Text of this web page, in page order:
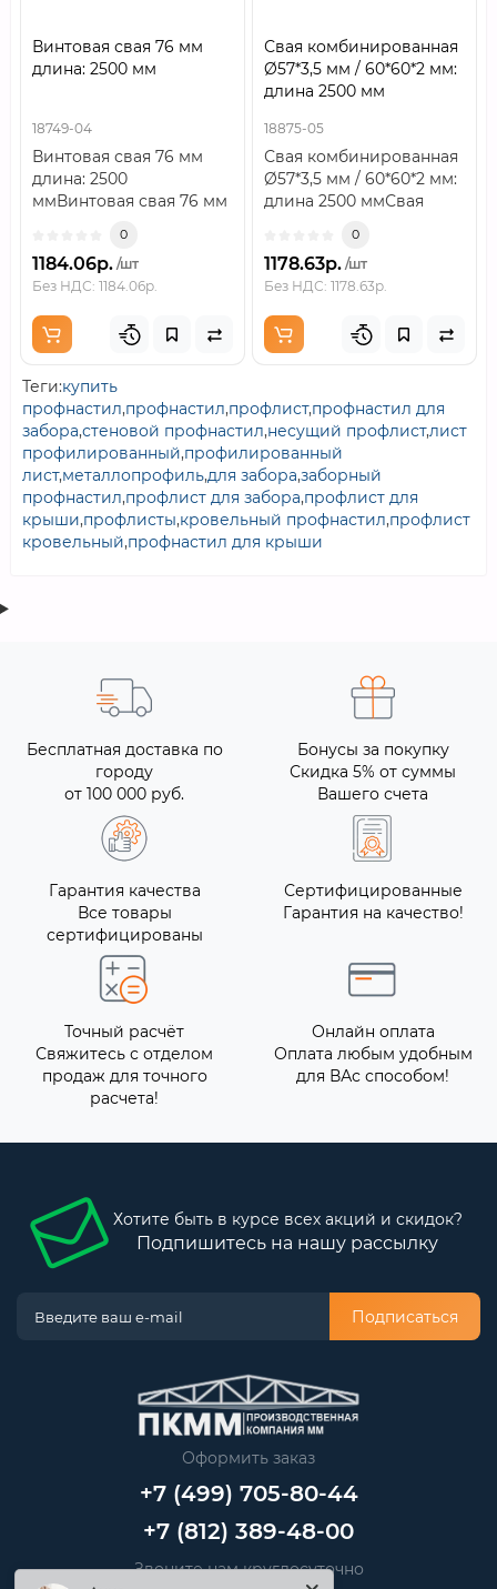
Винтовая свая 76 мм
длина: 2500 мм
18749-04
Винтовая свая 76 мм
длина: 2500
ммВинтовая свая 76 мм
стальная опора для
фундамента..
0
1184.06р. /шт
Без НДС: 1184.06р.
Свая комбинированная
Ø57*3,5 мм / 60*60*2 мм:
длина 2500 мм
18875-05
Свая комбинированная
Ø57*3,5 мм / 60*60*2 мм:
длина 2500 ммСвая
Ø57×3,5 мм / 6..
0
1178.63р. /шт
Без НДС: 1178.63р.
Теги:купить
профнастил,профнастил,профлист,профнастил для
забора,стеновой профнастил,несущий профлист,лист
профилированный,профилированный
лист,металлопрофиль,для забора,заборный
профнастил,профлист для забора,профлист для
крыши,профлисты,кровельный профнастил,профлист
кровельный,профнастил для крыши
Бесплатная доставка по
городу
от 100 000 руб.
Бонусы за покупку
Скидка 5% от суммы
Вашего счета
Гарантия качества
Все товары
сертифицированы
Сертифицированные
Гарантия на качество!
Точный расчёт
Свяжитесь с отделом
продаж для точного
расчета!
Онлайн оплата
Оплата любым удобным
для ВАс способом!
Хотите быть в курсе всех акций и скидок?
Подпишитесь на нашу рассылку
Подписаться
Оформить заказ
+7 (499) 705-80-44
+7 (812) 389-48-00
Звоните нам круглосуточно